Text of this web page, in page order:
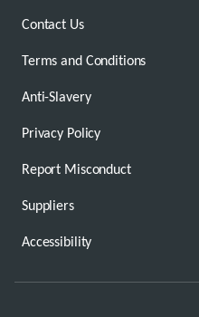
Contact Us
Terms and Conditions
Anti-Slavery
Privacy Policy
Report Misconduct
Suppliers
Accessibility